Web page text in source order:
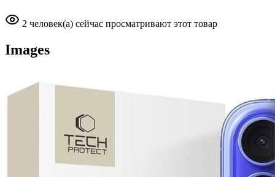
2 человек(а) сейчас просматривают этот товар
Images